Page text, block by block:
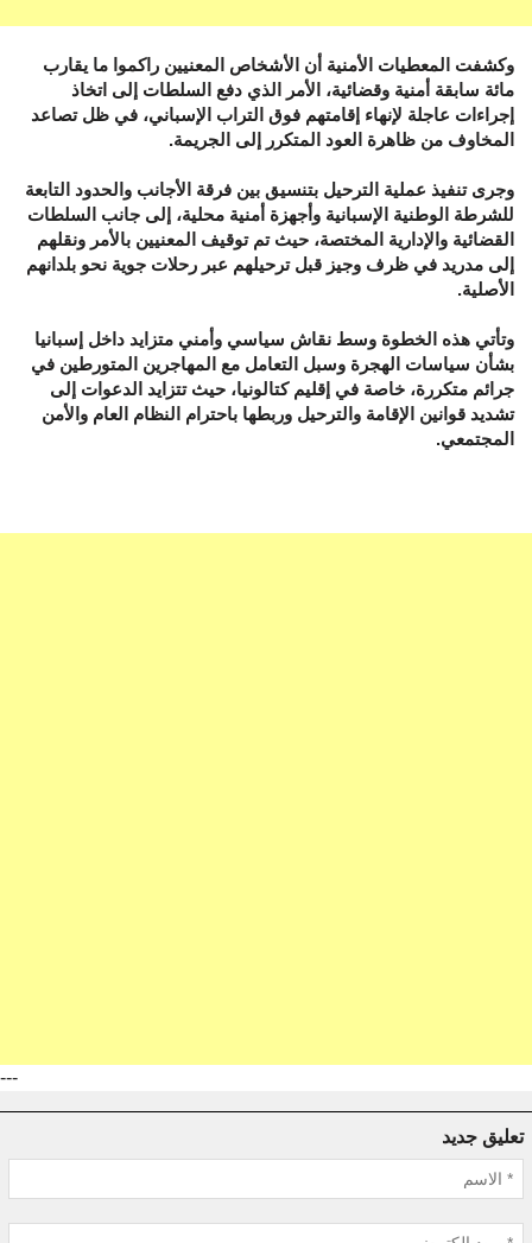
وكشفت المعطيات الأمنية أن الأشخاص المعنيين راكموا ما يقارب
مائة سابقة أمنية وقضائية، الأمر الذي دفع السلطات إلى اتخاذ
إجراءات عاجلة لإنهاء إقامتهم فوق التراب الإسباني، في ظل تصاعد
المخاوف من ظاهرة العود المتكرر إلى الجريمة.
وجرى تنفيذ عملية الترحيل بتنسيق بين فرقة الأجانب والحدود التابعة
للشرطة الوطنية الإسبانية وأجهزة أمنية محلية، إلى جانب السلطات
القضائية والإدارية المختصة، حيث تم توقيف المعنيين بالأمر ونقلهم
إلى مدريد في ظرف وجيز قبل ترحيلهم عبر رحلات جوية نحو بلدانهم
الأصلية.
وتأتي هذه الخطوة وسط نقاش سياسي وأمني متزايد داخل إسبانيا
بشأن سياسات الهجرة وسبل التعامل مع المهاجرين المتورطين في
جرائم متكررة، خاصة في إقليم كتالونيا، حيث تتزايد الدعوات إلى
تشديد قوانين الإقامة والترحيل وربطها باحترام النظام العام والأمن
المجتمعي.
---
تعليق جديد